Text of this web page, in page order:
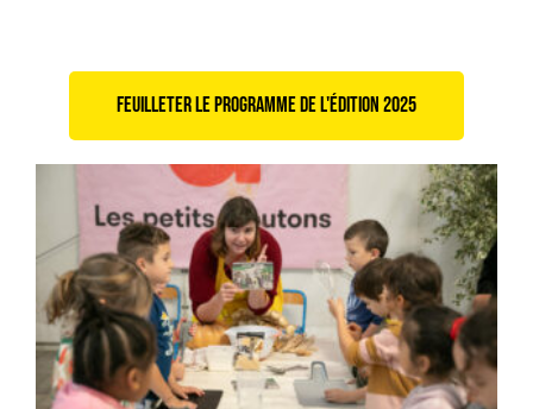
feuilleter le programme de l'édition 2025